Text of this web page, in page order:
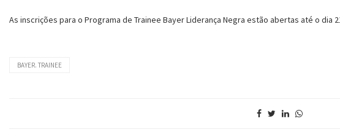
As inscrições para o Programa de Trainee Bayer Liderança Negra estão abertas até o dia
BAYER. TRAINEE